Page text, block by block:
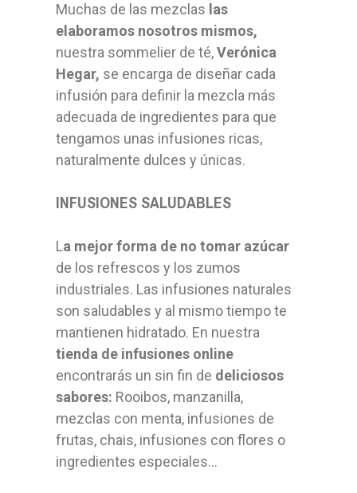
Muchas de las mezclas las
elaboramos nosotros mismos,
nuestra sommelier de té,Verónica
Hegar, se encarga de diseñar cada
infusión para definir la mezcla más
adecuada de ingredientes para que
tengamos unas infusiones ricas,
naturalmente dulces y únicas.
INFUSIONES SALUDABLES
La mejor forma de no tomar azúcar
de los refrescos y los zumos
industriales. Las infusiones naturales
son saludables y al mismo tiempo te
mantienen hidratado. En nuestra
tienda de infusiones online
encontrarás un sin fin de deliciosos
sabores: Rooibos, manzanilla,
mezclas con menta, infusiones de
frutas, chais, infusiones con flores o
ingredientes especiales…